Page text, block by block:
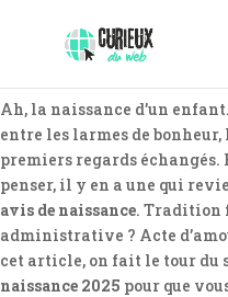
Ah, la naissance d’un
entre les larmes de
premiers regards
penser, il y en a une qui
avis de naissance. Tradition
administrative ? Acte
cet article, on fait le tour du
naissance 2025 pour que